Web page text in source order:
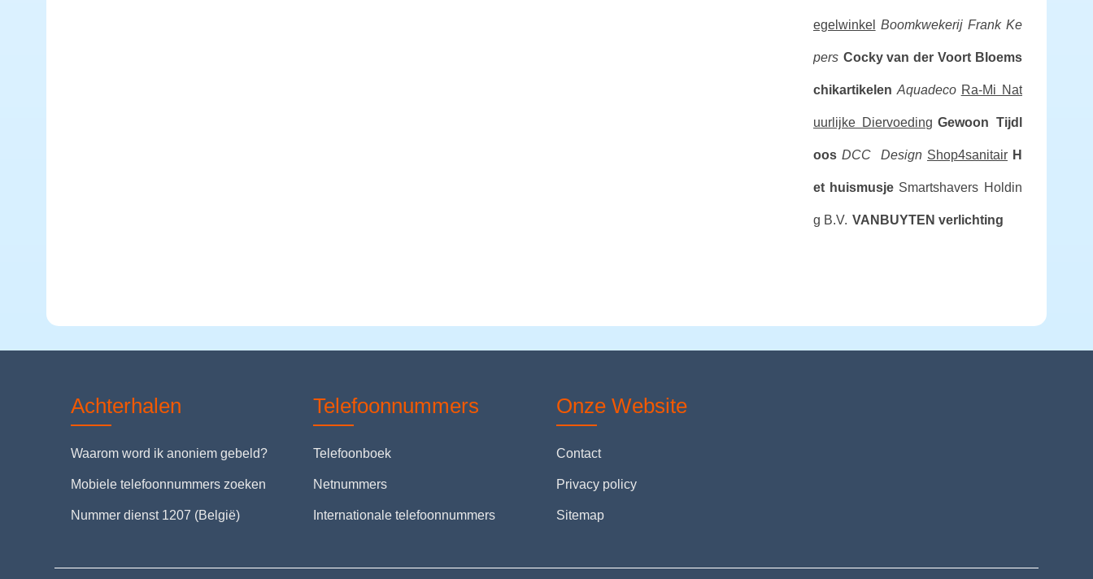
egelwinkel Boomkwekerij Frank Ke
pers Cocky van der Voort Bloems
chikartikelen Aquadeco Ra-Mi Nat
uurlijke Diervoeding Gewoon Tijdl
oos DCC Design Shop4sanitair H
et huismusje Smartshavers Holdin
g B.V. VANBUYTEN verlichting
Achterhalen
Waarom word ik anoniem gebeld?
Mobiele telefoonnummers zoeken
Nummer dienst 1207 (België)
Telefoonnummers
Telefoonboek
Netnummers
Internationale telefoonnummers
Onze Website
Contact
Privacy policy
Sitemap